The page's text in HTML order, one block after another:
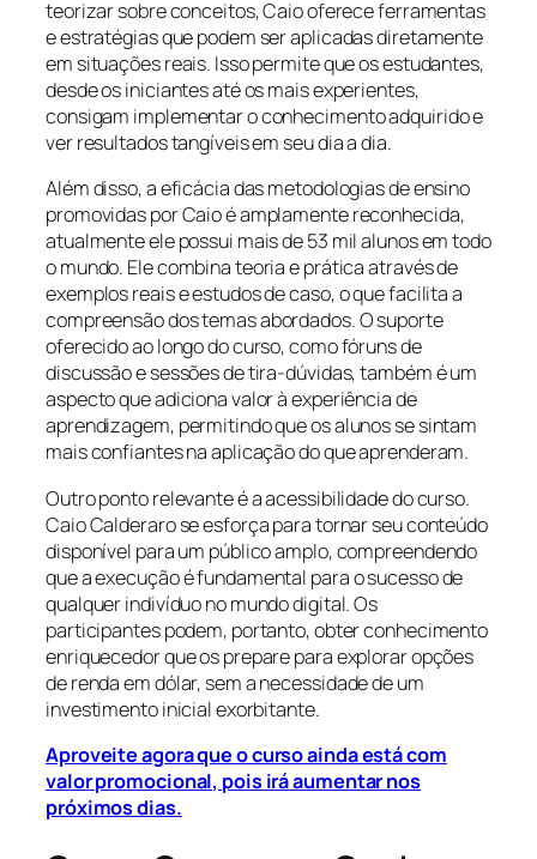
teorizar sobre conceitos, Caio oferece ferramentas
e estratégias que podem ser aplicadas diretamente
em situações reais. Isso permite que os estudantes,
desde os iniciantes até os mais experientes,
consigam implementar o conhecimento adquirido e
ver resultados tangíveis em seu dia a dia.
Além disso, a eficácia das metodologias de ensino
promovidas por Caio é amplamente reconhecida,
atualmente ele possui mais de 53 mil alunos em todo
o mundo. Ele combina teoria e prática através de
exemplos reais e estudos de caso, o que facilita a
compreensão dos temas abordados. O suporte
oferecido ao longo do curso, como fóruns de
discussão e sessões de tira-dúvidas, também é um
aspecto que adiciona valor à experiência de
aprendizagem, permitindo que os alunos se sintam
mais confiantes na aplicação do que aprenderam.
Outro ponto relevante é a acessibilidade do curso.
Caio Calderaro se esforça para tornar seu conteúdo
disponível para um público amplo, compreendendo
que a execução é fundamental para o sucesso de
qualquer indivíduo no mundo digital. Os
participantes podem, portanto, obter conhecimento
enriquecedor que os prepare para explorar opções
de renda em dólar, sem a necessidade de um
investimento inicial exorbitante.
Aproveite agora que o curso ainda está com
valor promocional, pois irá aumentar nos
próximos dias.